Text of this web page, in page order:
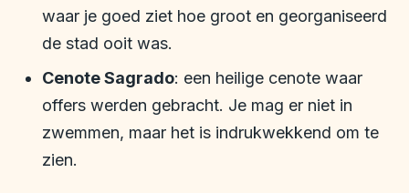
waar je goed ziet hoe groot en georganiseerd
de stad ooit was.
Cenote Sagrado: een heilige cenote waar
offers werden gebracht. Je mag er niet in
zwemmen, maar het is indrukwekkend om te
zien.